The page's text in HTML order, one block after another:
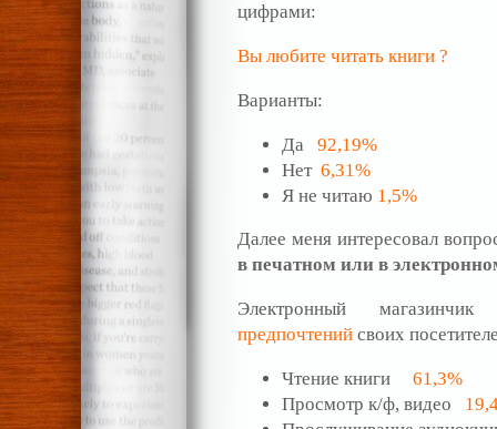
цифрами:
Вы любите читать книги ?
Варианты:
Да 92,19%
Нет 6,31%
Я не читаю 1,5%
Далее меня интересовал
в печатном или в
Электронный
предпочтений своих
Чтение книги 61,3%
Просмотр к/ф, видео